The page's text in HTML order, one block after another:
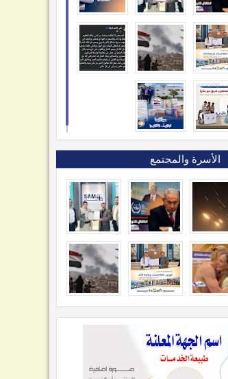
الأسرة والمجتمع